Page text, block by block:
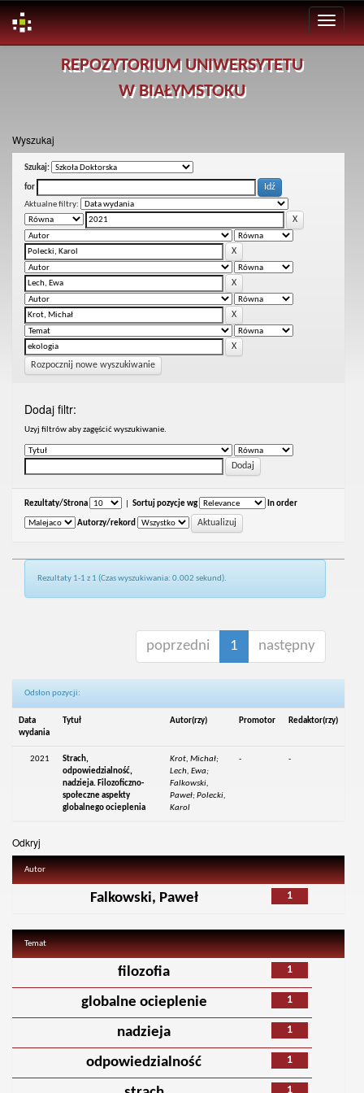
REPOZYTORIUM UNIWERSYTETU
W BIAŁYMSTOKU
Wyszukaj
Szukaj:
for
Aktualne filtry:
Rozpocznij nowe wyszukiwanie
Dodaj filtr:
Uzyj filtrów aby zagęścić wyszukiwanie.
Rezultaty/Strona Sortuj pozycje wg In order
Autorzy/rekord
Rezultaty 1-1 z 1 (Czas wyszukiwania: 0.002 sekund).
poprzedni 1 następny
Odsłon pozycji:
Data
wydania
Tytuł Autor(rzy) Promotor Redaktor(rzy)
2021
Strach,
odpowiedzialność,
nadzieja. Filozoficzno-
społeczne aspekty
globalnego ocieplenia
Krot, Michał;
Lech, Ewa;
Falkowski,
Paweł; Polecki,
Karol
- -
Odkryj
Autor
1
Falkowski, Paweł
Temat
1
filozofia
1
globalne ocieplenie
1
nadzieja
1
odpowiedzialność
1